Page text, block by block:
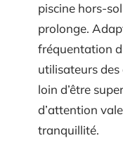
piscine hors-
prolonge.
fréquentation
utilisateurs des
loin d’être
d’attention
tranquillité.